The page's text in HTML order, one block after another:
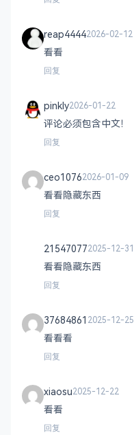
reap44442026-02-12
看看
回复
pinkly2026-01-22
评论必须包含中文！
回复
ceo10762026-01-09
看看隐藏东西
回复
215470772025-12-31
看看隐藏东西
回复
37684861 2025-12-25
看看看
回复
xiaosu2025-12-22
看看
回复